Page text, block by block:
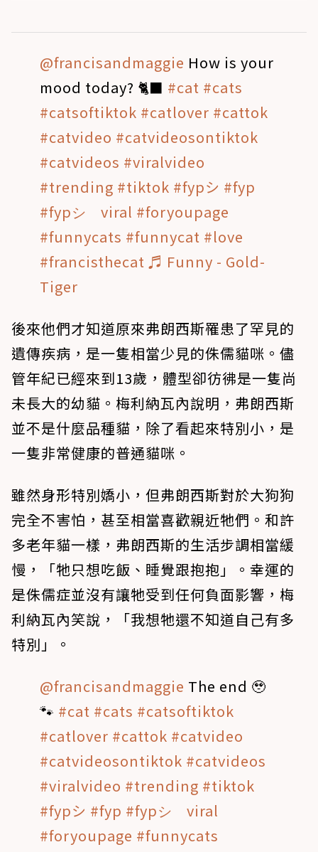
@francisandmaggie How is your
mood today? 🐈‍⬛ #cat #cats
#catsoftiktok #catlover #cattok
#catvideo #catvideosontiktok
#catvideos #viralvideo
#trending #tiktok #fypシ #fyp
#fypシ゚viral #foryoupage
#funnycats #funnycat #love
#francisthecat ♬ Funny - Gold-
Tiger
後來他們才知道原來弗朗西斯罹患了罕見的
遺傳疾病，是一隻相當少見的侏儒貓咪。儘
管年紀已經來到13歲，體型卻彷彿是一隻尚
未長大的幼貓。梅利納瓦內說明，弗朗西斯
並不是什麼品種貓，除了看起來特別小，是
一隻非常健康的普通貓咪。
雖然身形特別嬌小，但弗朗西斯對於大狗狗
完全不害怕，甚至相當喜歡親近牠們。和許
多老年貓一樣，弗朗西斯的生活步調相當緩
慢，「牠只想吃飯、睡覺跟抱抱」。幸運的
是侏儒症並沒有讓牠受到任何負面影響，梅
利納瓦內笑說，「我想牠還不知道自己有多
特別」。
@francisandmaggie The end 🥹
🐾 #cat #cats #catsoftiktok
#catlover #cattok #catvideo
#catvideosontiktok #catvideos
#viralvideo #trending #tiktok
#fypシ #fyp #fypシ゚viral
#foryoupage #funnycats